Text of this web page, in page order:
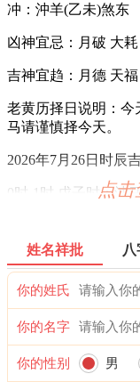
冲：沖羊(乙未)煞东
凶神宜忌：月破 大
吉神宜趋：月德 天
老黄历择日说明：今
马请谨慎择今天。
2026年7月26日时辰
0时-1时 戊子时：沖
赴任
忌：白虎须用 麒麟
1时-3时 己丑时：
宜：修造 盖屋 移徙
口
点击
姓名祥批 八
你的姓氏
你的名字
你的性别 男